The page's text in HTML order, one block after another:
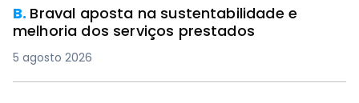
B. Braval aposta na sustentabilidade e
melhoria dos serviços prestados
5 agosto 2026